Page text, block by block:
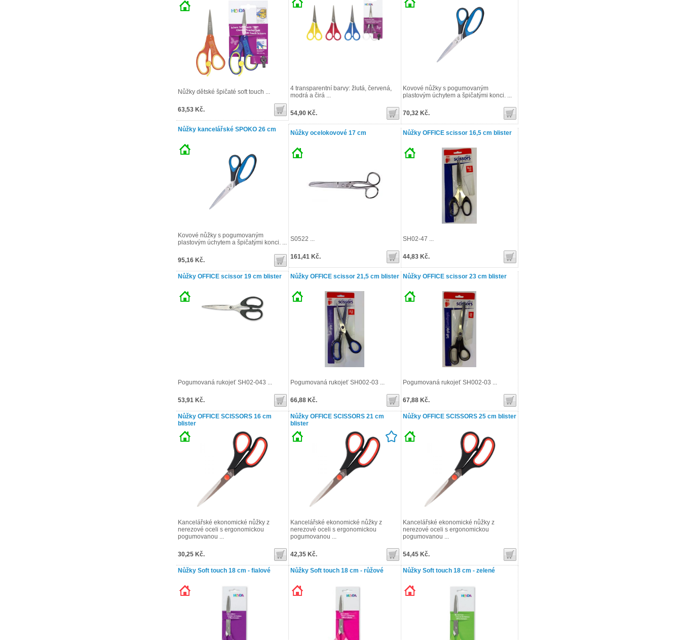
Nůžky dětské špičaté soft touch ...
63,53 Kč.
4 transparentní barvy: žlutá, červená,
modrá a čirá ...
54,90 Kč.
Kovové nůžky s pogumovaným
plastovým úchytem a špičatými konci. ...
70,32 Kč.
Nůžky kancelářské SPOKO 26 cm
Kovové nůžky s pogumovaným
plastovým úchytem a špičatými konci. ...
95,16 Kč.
Nůžky ocelokovové 17 cm
S0522 ...
161,41 Kč.
Nůžky OFFICE scissor 16,5 cm blister
SH02-47 ...
44,83 Kč.
Nůžky OFFICE scissor 19 cm blister
Pogumovaná rukojeť SH02-043 ...
53,91 Kč.
Nůžky OFFICE scissor 21,5 cm blister
Pogumovaná rukojeť SH002-03 ...
66,88 Kč.
Nůžky OFFICE scissor 23 cm blister
Pogumovaná rukojeť SH002-03 ...
67,88 Kč.
Nůžky OFFICE SCISSORS 16 cm
blister
Kancelářské ekonomické nůžky z
nerezové oceli s ergonomickou
pogumovanou ...
30,25 Kč.
Nůžky OFFICE SCISSORS 21 cm
blister
Kancelářské ekonomické nůžky z
nerezové oceli s ergonomickou
pogumovanou ...
42,35 Kč.
Nůžky OFFICE SCISSORS 25 cm blister
Kancelářské ekonomické nůžky z
nerezové oceli s ergonomickou
pogumovanou ...
54,45 Kč.
Nůžky Soft touch 18 cm - fialové Nůžky Soft touch 18 cm - růžové Nůžky Soft touch 18 cm - zelené